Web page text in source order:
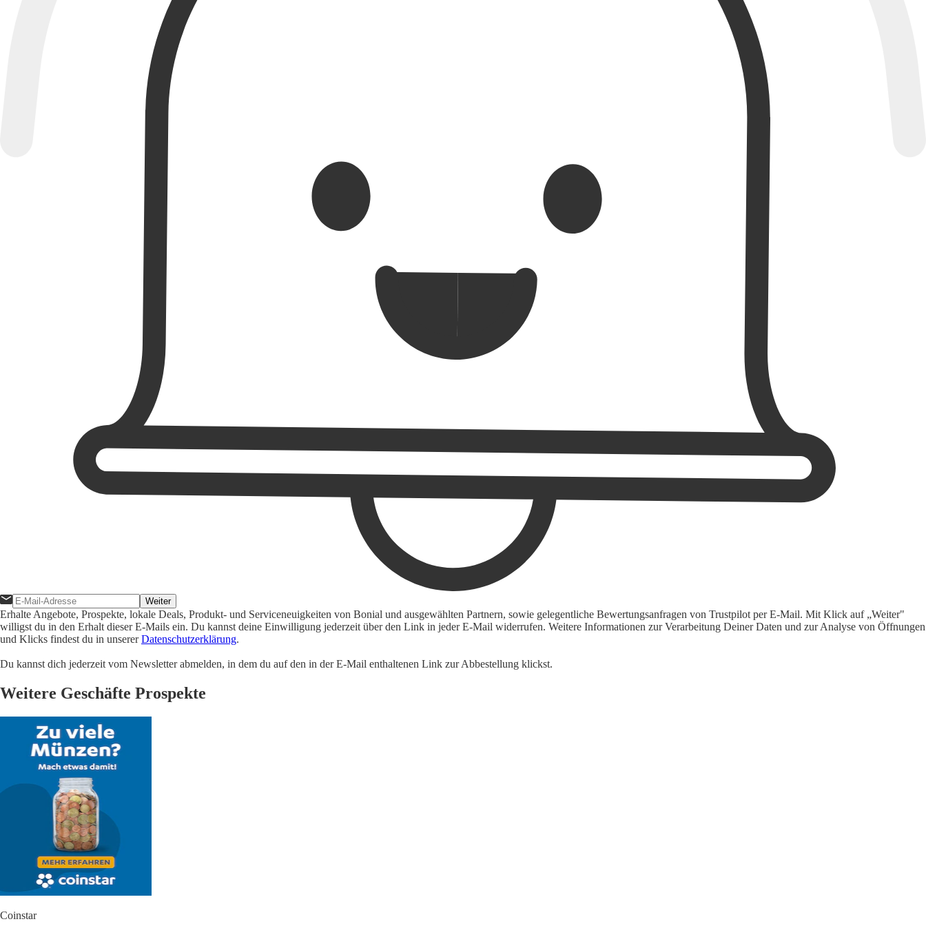
Weiter
Erhalte Angebote, Prospekte, lokale Deals, Produkt- und Serviceneuigkeiten von Bonial und ausgewählten Partnern, sowie gelegentliche Bewertungsanfragen von Trustpilot per E-Mail. Mit Klick auf „Weiter"
willigst du in den Erhalt dieser E-Mails ein. Du kannst deine Einwilligung jederzeit über den Link in jeder E-Mail widerrufen. Weitere Informationen zur Verarbeitung Deiner Daten und zur Analyse von Öffnungen
und Klicks findest du in unsererDatenschutzerklärung.
Du kannst dich jederzeit vom Newsletter abmelden, in dem du auf den in der E-Mail enthaltenen Link zur Abbestellung klickst.
Weitere Geschäfte Prospekte
Coinstar